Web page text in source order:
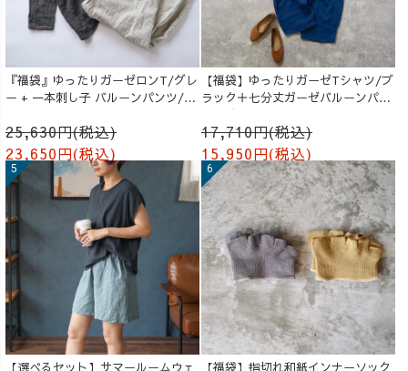
『福袋』ゆったりガーゼロンT/グレ
ー + 一本刺し子 バルーンパンツ/生
25,630円(税込)
23,650円(税込)
【福袋】ゆったりガーゼTシャツ/ブ
ラック＋七分丈ガーゼバルーンパン
ツ /ブルー
17,710円(税込)
15,950円(税込)
【選べるセット】サマールームウェ
【福袋】指切れ和紙インナーソック